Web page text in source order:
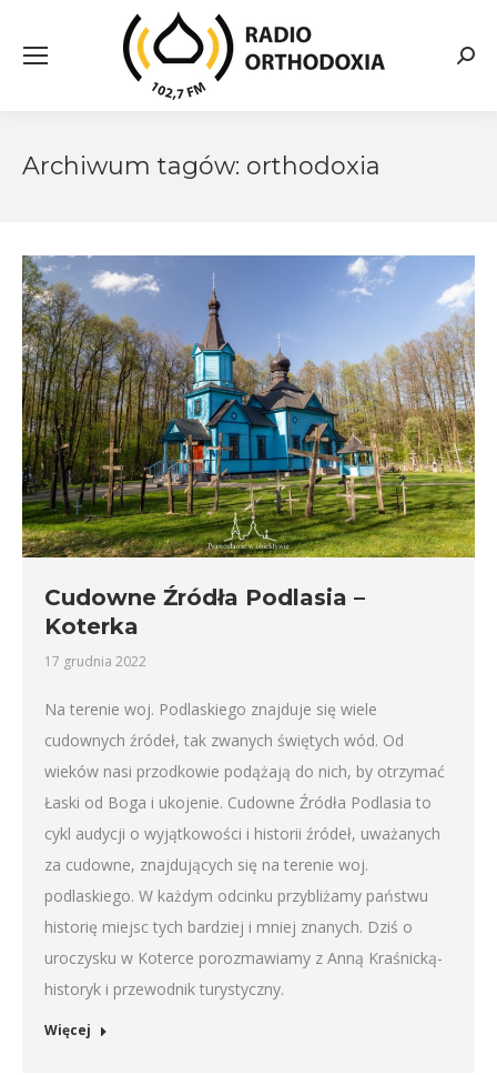
Archiwum tagów: orthodoxia
Cudowne Źródła Podlasia –
Koterka
17 grudnia 2022
Na terenie woj. Podlaskiego znajduje się wiele
cudownych źródeł, tak zwanych świętych wód. Od
wieków nasi przodkowie podążają do nich, by otrzymać
Łaski od Boga i ukojenie. Cudowne Źródła Podlasia to
cykl audycji o wyjątkowości i historii źródeł, uważanych
za cudowne, znajdujących się na terenie woj.
podlaskiego. W każdym odcinku przybliżamy państwu
historię miejsc tych bardziej i mniej znanych. Dziś o
uroczysku w Koterce porozmawiamy z Anną Kraśnicką-
historyk i przewodnik turystyczny.
Więcej